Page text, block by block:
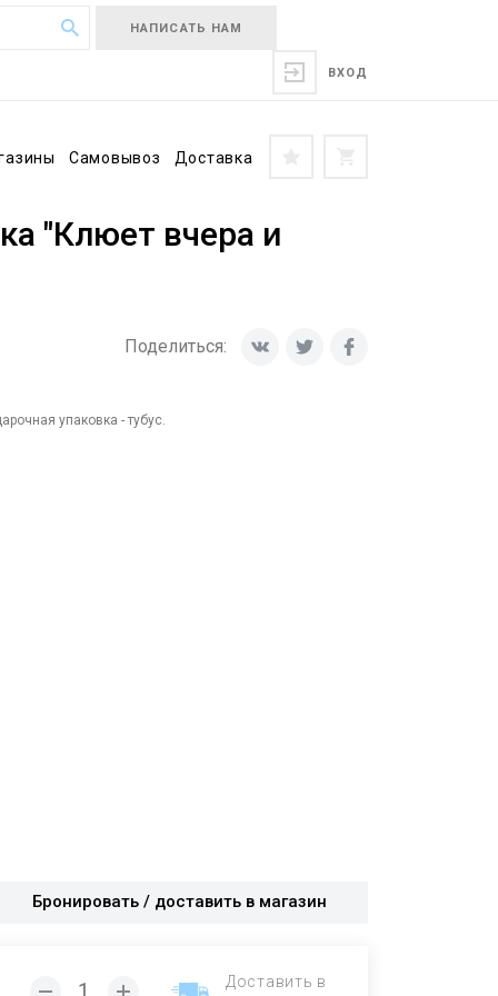
НАПИСАТЬ НАМ
ВХОД
Самовывоз Доставка
"Клюет вчера и
Поделиться:
упаковка - тубус.
Бронировать / доставить в магазин
Доставить в